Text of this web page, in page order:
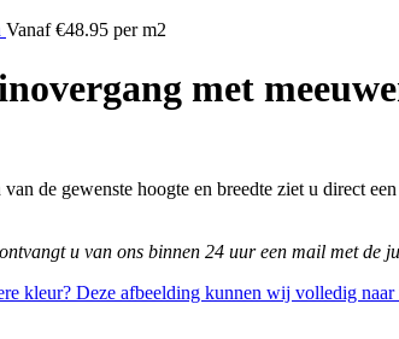
Vanaf €48.95 per m2
met
de gewenste hoogte en breedte ziet u direct
u van ons binnen 24 uur een mail met de
kleur? Deze afbeelding kunnen wij volledig